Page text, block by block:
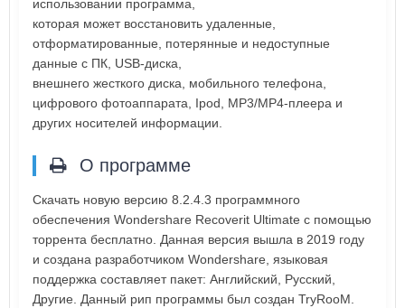
использовании программа,
которая может восстановить удаленные,
отформатированные, потерянные и недоступные
данные с ПК, USB-диска,
внешнего жесткого диска, мобильного телефона,
цифрового фотоаппарата, Ipod, MP3/MP4-плеера и
других носителей информации.
О программе
Скачать новую версию 8.2.4.3 программного
обеспечения Wondershare Recoverit Ultimate с помощью
торрента бесплатно. Данная версия вышла в 2019 году
и создана разработчиком Wondershare, языковая
поддержка составляет пакет: Английский, Русский,
Другие. Данный рип программы был создан TryRooM.